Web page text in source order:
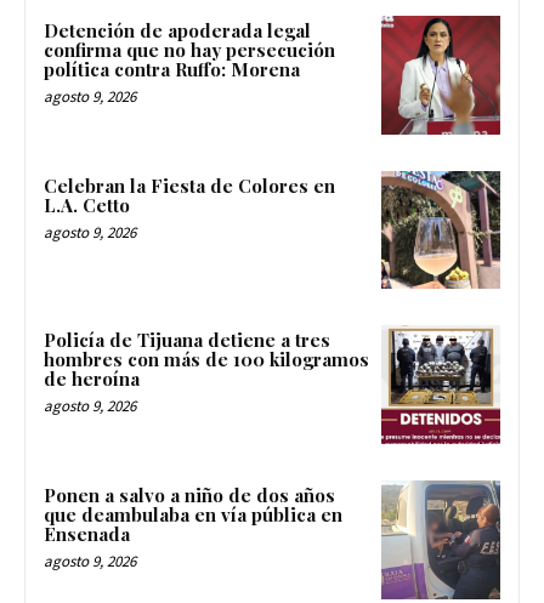
Detención de apoderada legal
confirma que no hay persecución
política contra Ruffo: Morena
agosto 9, 2026
Celebran la Fiesta de Colores en
L.A. Cetto
agosto 9, 2026
Policía de Tijuana detiene a tres
hombres con más de 100 kilogramos
de heroína
agosto 9, 2026
Ponen a salvo a niño de dos años
que deambulaba en vía pública en
Ensenada
agosto 9, 2026